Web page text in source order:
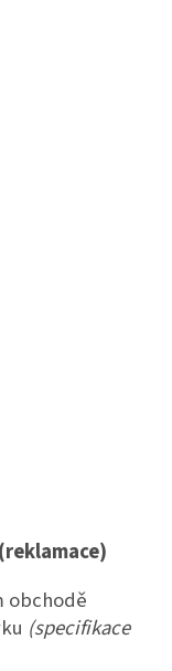
obchodě
(specifikace